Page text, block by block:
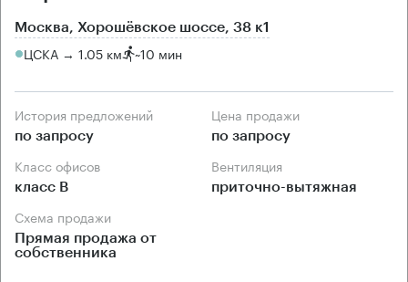
Москва, Хорошёвское шоссе, 38 к1
ЦСКА → 1.05 км ~10 мин
История предложений
по запросу
Цена продажи
по запросу
Класс офисов
класс B
Вентиляция
приточно-вытяжная
Схема продажи
Прямая продажа от
собственника